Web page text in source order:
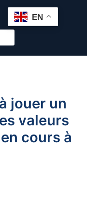
jouer un
valeurs
cours à
EN